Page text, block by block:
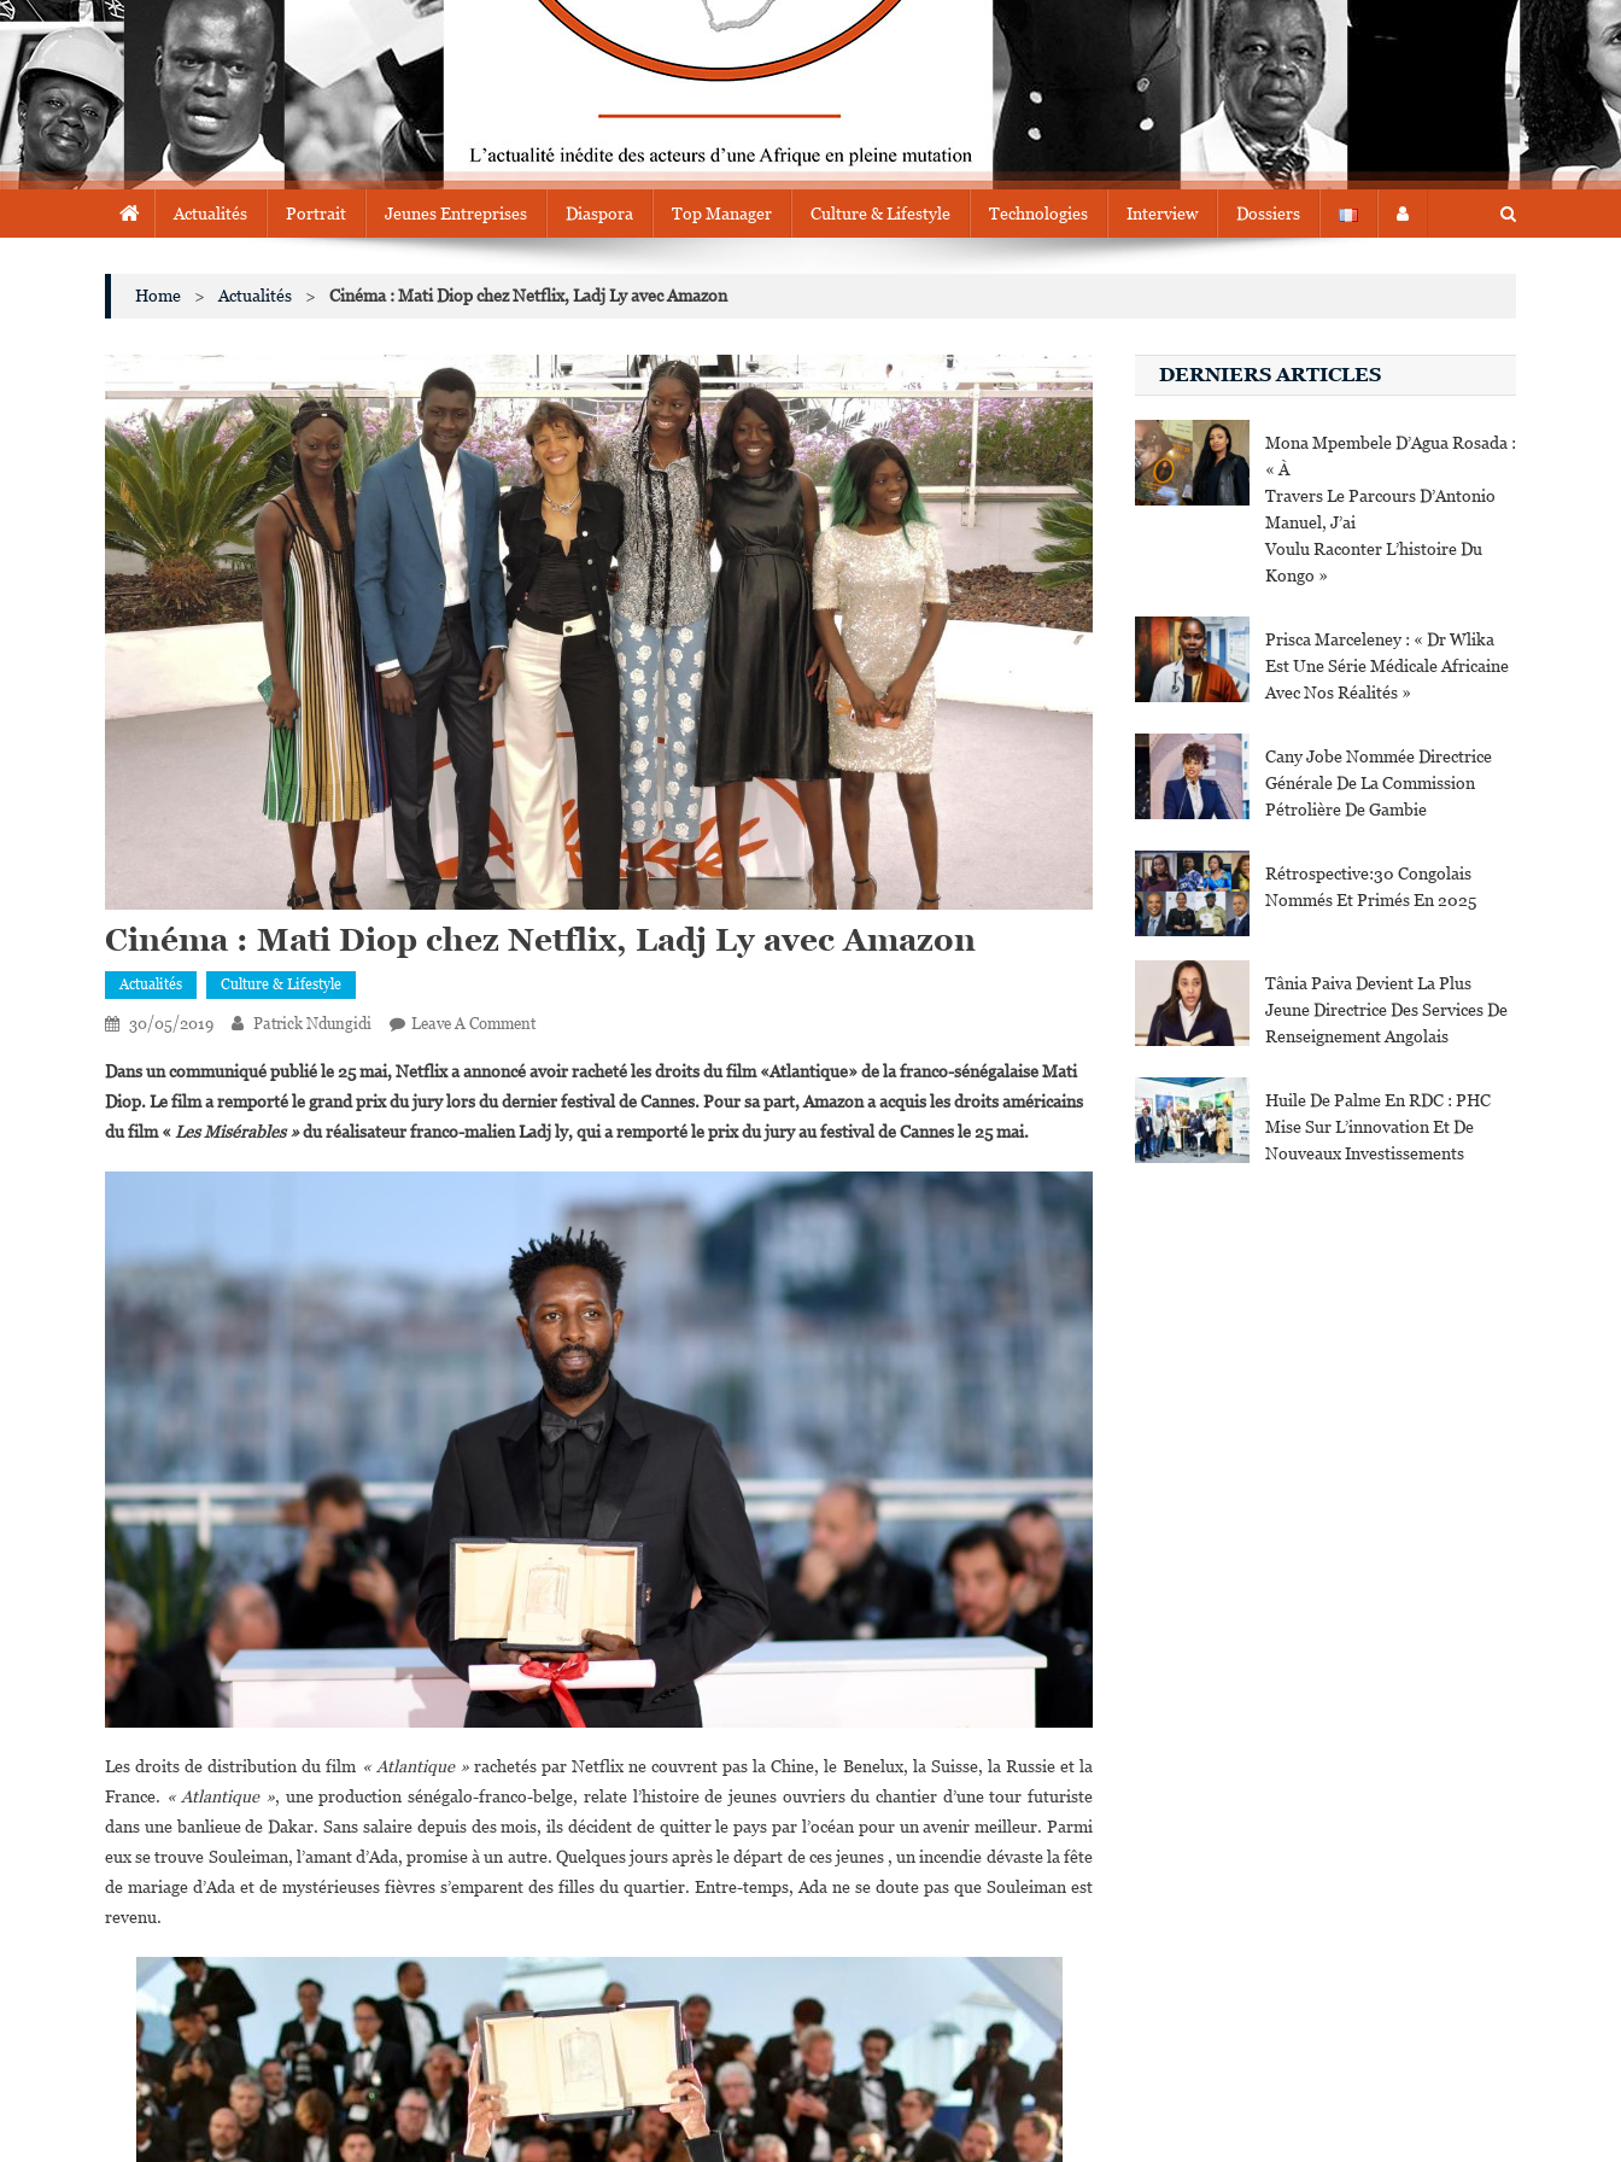
Actualités Portrait Jeunes Entreprises Diaspora Top Manager Culture & Lifestyle Technologies Interview Dossiers
Home > Actualités > Cinéma : Mati Diop chez Netflix, Ladj Ly avec Amazon
Cinéma : Mati Diop chez Netflix, Ladj Ly avec Amazon
Actualités Culture & Lifestyle
30/05/2019 Patrick Ndungidi Leave A CommentOn
Mati
Diop
Chez
Avec
Amazon
Dans un communiqué publié le 25 mai, Netflix a annoncé avoir racheté les droits du film «Atlantique» de la franco-sénégalaise Mati
Diop. Le film a remporté le grand prix du jury lors du dernier festival de Cannes. Pour sa part, Amazon a acquis les droits américains
du film «Les Misérables »du réalisateur franco-malien Ladj ly, qui a remporté le prix du jury au festival de Cannes le 25 mai.
Les droits de distribution du film « Atlantique » rachetés par Netflix ne couvrent pas la Chine, le Benelux, la Suisse, la Russie et la
France. « Atlantique », une production sénégalo-franco-belge, relate l’histoire de jeunes ouvriers du chantier d’une tour futuriste
dans une banlieue de Dakar. Sans salaire depuis des mois, ils décident de quitter le pays par l’océan pour un avenir meilleur. Parmi
eux se trouve Souleiman, l’amant d’Ada, promise à un autre. Quelques jours après le départ de ces jeunes , un incendie dévaste la fête
de mariage d’Ada et de mystérieuses fièvres s’emparent des filles du quartier. Entre-temps, Ada ne se doute pas que Souleiman est
revenu.
DERNIERS ARTICLES
Mona Mpembele D’Agua Rosada :
« À
Travers Le Parcours D’Antonio
Manuel, J’ai
Voulu Raconter L’histoire Du
Kongo »
Prisca Marceleney : « Dr Wlika
Est Une Série Médicale Africaine
Avec Nos Réalités »
Cany Jobe Nommée Directrice
Générale De La Commission
Pétrolière De Gambie
Rétrospective:30 Congolais
Nommés Et Primés En 2025
Tânia Paiva Devient La Plus
Jeune Directrice Des Services De
Renseignement Angolais
Huile De Palme En RDC : PHC
Mise Sur L’innovation Et De
Nouveaux Investissements